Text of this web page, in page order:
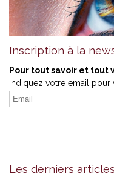
Inscription à la
Pour tout savoir et tout
Indiquez votre email pour
Les derniers articles